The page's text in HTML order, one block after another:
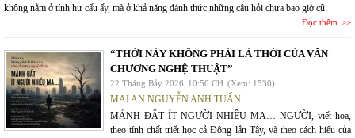
không nằm ở tính hư cấu ấy, mà ở khả năng đánh thức những câu hỏi chưa bao giờ cũ:
Đọc thêm
“THỜI NÀY KHÔNG PHẢI LÀ THỜI CỦA VĂN
CHƯƠNG NGHỆ THUẬT”
22 Tháng Bảy 2026 10:50 CH (Xem: 1530)
MAI AN NGUYỄN ANH TUẤN
MẢNH ĐẤT ÍT NGƯỜI NHIỀU MA… NGƯỜI, viết hoa,
theo tính chất triết học cả Đông lẫn Tây, và theo cách hiểu của